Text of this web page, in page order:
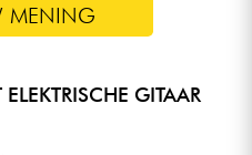
MENING
GITAAR